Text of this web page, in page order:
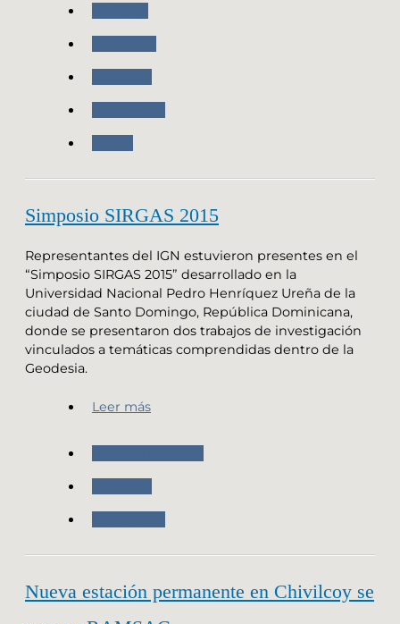
Simposio SIRGAS 2015
Representantes del IGN estuvieron presentes en el
“Simposio SIRGAS 2015” desarrollado en la
Universidad Nacional Pedro Henríquez Ureña de la
ciudad de Santo Domingo, República Dominicana,
donde se presentaron dos trabajos de investigación
vinculados a temáticas comprendidas dentro de la
Geodesia.
Leer más
Nueva estación permanente en Chivilcoy se